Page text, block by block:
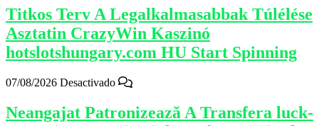
Titkos Terv A Legalkalmasabbak Túlélése
Asztatin CrazyWin Kaszinó
hotslotshungary.com HU Start Spinning
07/08/2026 Desactivado
Neangajat Patronizează A Transfera luck-